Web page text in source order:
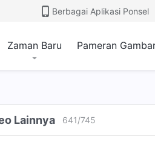
Berbagai Aplikasi Ponsel
Zaman Baru Pameran
Lainnya 641/745
47:42
Kesaksian Rohani,
Sekarang Aku Tahu